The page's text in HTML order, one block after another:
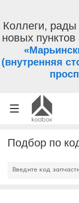
Коллеги,
новых
(внутренняя
Подбор по